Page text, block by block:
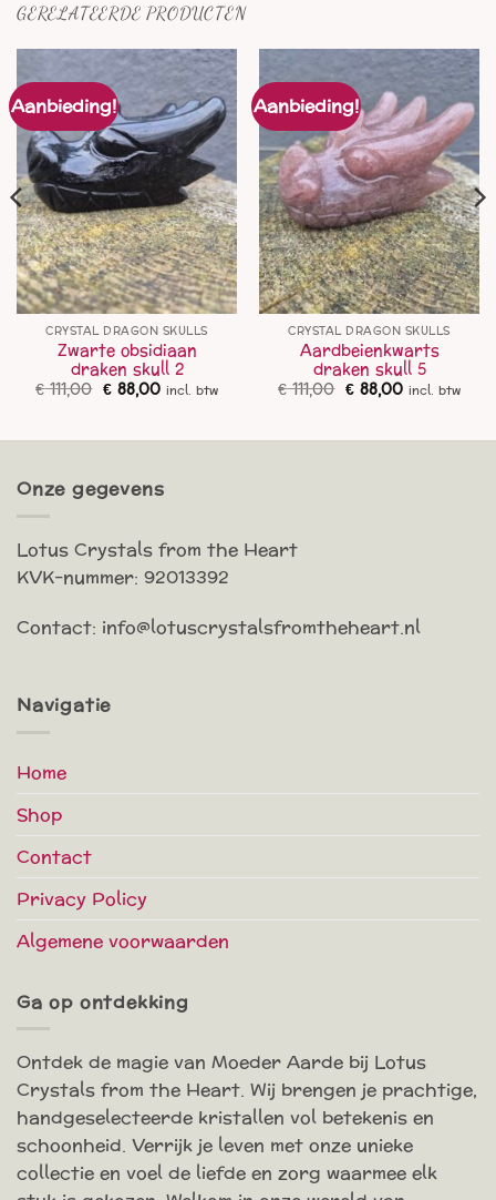
GERELATEERDE PRODUCTEN
Aanbieding!
CRYSTAL DRAGON SKULLS
Zwarte obsidiaan
draken skull 2
€111,00 Oorspronkelijke
prijs
€88,00Huidige
prijs
incl. btw
Aanbieding!
CRYSTAL DRAGON SKULLS
Aardbeienkwarts
draken skull 5
€111,00 Oorspronkelijke
prijs
€88,00Huidige
prijs
incl. btw
Onze gegevens
Lotus Crystals from the Heart
KVK-nummer: 92013392
Contact: info@lotuscrystalsfromtheheart.nl
Navigatie
Home
Shop
Contact
Privacy Policy
Algemene voorwaarden
Ga op ontdekking
Ontdek de magie van Moeder Aarde bij Lotus
Crystals from the Heart. Wij brengen je prachtige,
handgeselecteerde kristallen vol betekenis en
schoonheid. Verrijk je leven met onze unieke
collectie en voel de liefde en zorg waarmee elk